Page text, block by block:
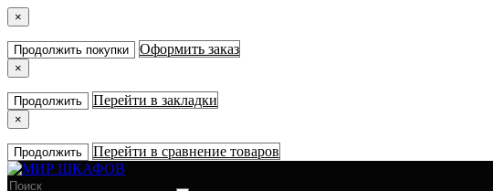
×
Продолжить покупки Оформить заказ
×
Продолжить Перейти в закладки
×
Продолжить Перейти в сравнение товаров